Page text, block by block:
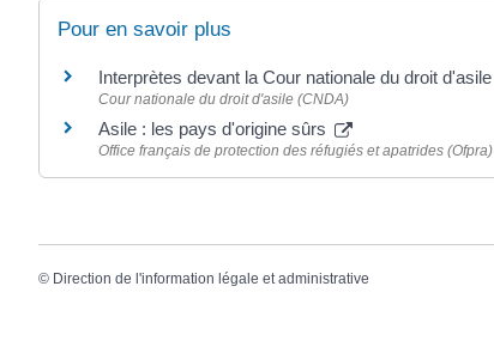
Pour en savoir plus
Interprètes devant la Cour nationale du droit d'asile
Cour nationale du droit d'asile (CNDA)
Asile : les pays d'origine sûrs
Office français de protection des réfugiés et apatrides (Ofpra)
© Direction de l'information légale et administrative